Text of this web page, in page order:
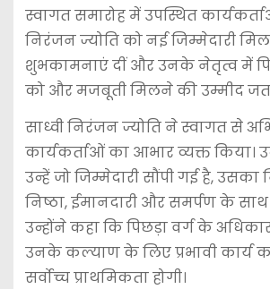
स्वागत समारोह में उपस्थित
निरंजन ज्योति को नई जिम्मेदारी
शुभकामनाएं दीं और उनके नेतृत्व में
को और मजबूती मिलने की उम्मीद
साध्वी निरंजन ज्योति ने स्वागत से
कार्यकर्ताओं का आभार व्यक्त किया।
उन्हें जो जिम्मेदारी सौंपी गई है, उसका
निष्ठा, ईमानदारी और समर्पण के साथ
उन्होंने कहा कि पिछड़ा वर्ग के
उनके कल्याण के लिए प्रभावी कार्य
सर्वोच्च प्राथमिकता होगी।